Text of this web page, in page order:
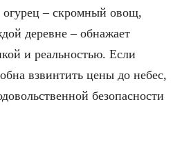
– скромный овощ,
деревне – обнажает
и реальностью. Если
взвинтить цены до небес,
безопасности